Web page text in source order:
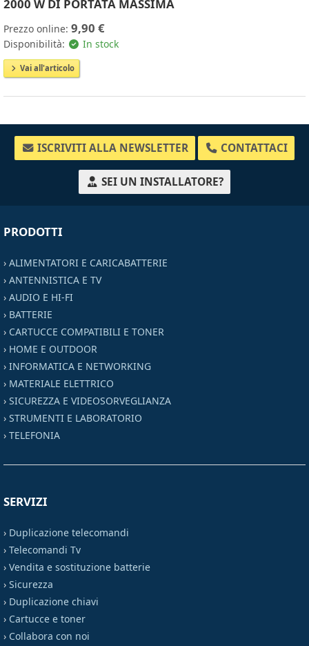
2000 W DI PORTATA MASSIMA
Prezzo online: 9,90 €
Disponibilità: In stock
Vai all'articolo
ISCRIVITI ALLA NEWSLETTER CONTATTACI
SEI UN INSTALLATORE?
PRODOTTI
› ALIMENTATORI E CARICABATTERIE
› ANTENNISTICA E TV
› AUDIO E HI-FI
› BATTERIE
› CARTUCCE COMPATIBILI E TONER
› HOME E OUTDOOR
› INFORMATICA E NETWORKING
› MATERIALE ELETTRICO
› SICUREZZA E VIDEOSORVEGLIANZA
› STRUMENTI E LABORATORIO
› TELEFONIA
SERVIZI
› Duplicazione telecomandi
› Telecomandi Tv
› Vendita e sostituzione batterie
› Sicurezza
› Duplicazione chiavi
› Cartucce e toner
› Collabora con noi